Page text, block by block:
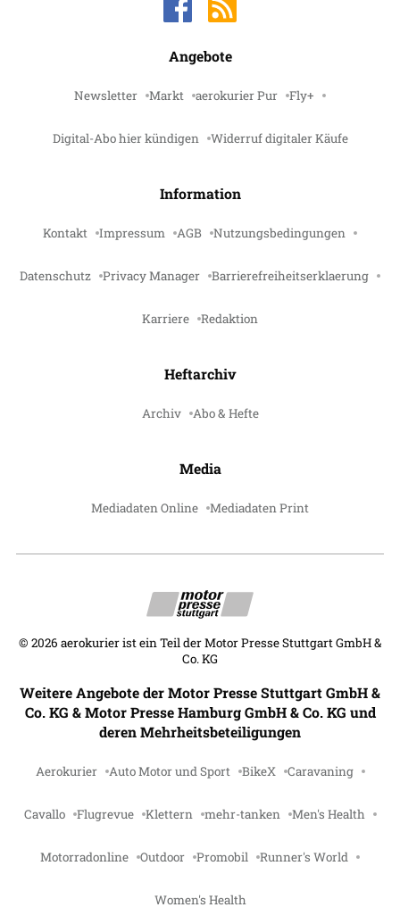
Angebote
Newsletter Markt aerokurier Pur Fly+
Digital-Abo hier kündigen Widerruf digitaler Käufe
Information
Kontakt Impressum AGB Nutzungsbedingungen
Datenschutz Privacy Manager Barrierefreiheitserklaerung
Karriere Redaktion
Heftarchiv
Archiv Abo & Hefte
Media
Mediadaten Online Mediadaten Print
© 2026 aerokurier ist ein Teil der Motor Presse Stuttgart GmbH &
Co. KG
Weitere Angebote der Motor Presse Stuttgart GmbH &
Co. KG & Motor Presse Hamburg GmbH & Co. KG und
deren Mehrheitsbeteiligungen
Aerokurier Auto Motor und Sport BikeX Caravaning
Cavallo Flugrevue Klettern mehr-tanken Men's Health
Motorradonline Outdoor Promobil Runner's World
Women's Health